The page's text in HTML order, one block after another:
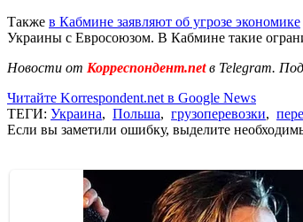
Также в Кабмине заявляют об угрозе экономике
Украины с Евросоюзом. В Кабмине такие
Новости от Корреспондент.netв Telegram.
Читайте Korrespondent.net в Google News
ТЕГИ: Украина, Польша, грузоперевозки,
Если вы заметили ошибку, выделите